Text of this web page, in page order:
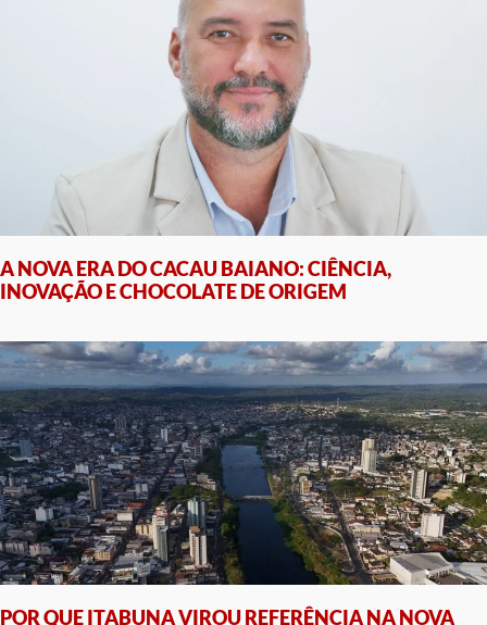
A NOVA ERA DO CACAU BAIANO: CIÊNCIA,
INOVAÇÃO E CHOCOLATE DE ORIGEM
POR QUE ITABUNA VIROU REFERÊNCIA NA NOVA